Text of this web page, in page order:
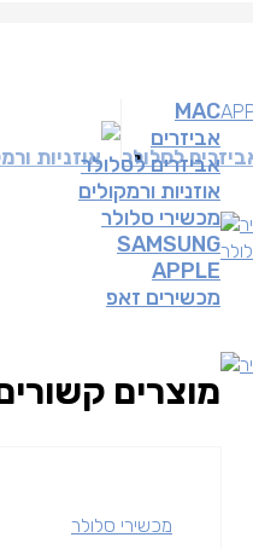
לסלולר אוזניות
מוצרים
מכשירי סלולר
MAC
אביזרים
אביזרים לסלולר
אוזניות ורמקולים
מכשירי סלולר
SAMSUNG
APPLE
מכשירים זאפ